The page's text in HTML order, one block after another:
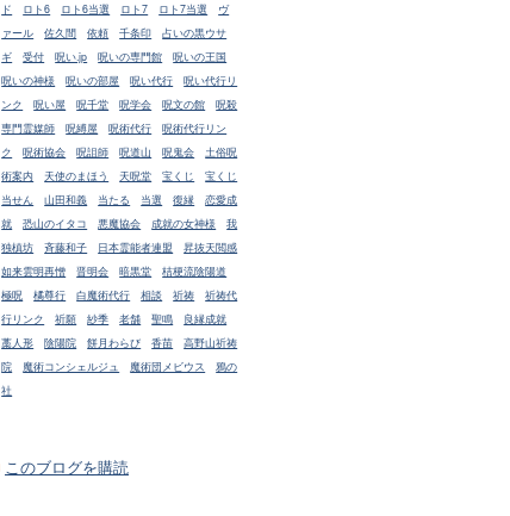
ド
ロト6 ロト6当選 ロト7 ロト7当選
ヴ
ァール
佐久間 依頼 千条印
占いの黒ウサ
ギ
受付 呪い.jp 呪いの専門館
呪いの王国
呪いの神様
呪いの部屋 呪い代行
呪い代行リ
ンク
呪い屋 呪千堂 呪学会 呪文の館
呪殺
専門霊媒師
呪縛屋 呪術代行
呪術代行リン
ク
呪術協会 呪詛師 呪道山 呪鬼会
土俗呪
術案内
天使のまほう 天呪堂 宝くじ
宝くじ
当せん
山田和義 当たる 当選 復縁
恋愛成
就
恐山のイタコ 悪魔協会 成就の女神様
我
独槙坊
斉藤和子 日本霊能者連盟
昇抜天閲感
如来雲明再憎
晋明会 暗黒堂
桔梗流陰陽道
極呪
橘尊行 白魔術代行 相談 祈祷
祈祷代
行リンク
祈願 紗季 老舗 聖鳴
良縁成就
藁人形
陰陽院 餅月わらび 香苗
高野山祈祷
院
魔術コンシェルジュ 魔術団メビウス
鴉の
社
このブログを購読